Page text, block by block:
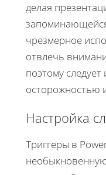
делая
чрезмерное
отвлечь
поэтому
осторожностью
Настройка
Триггеры в